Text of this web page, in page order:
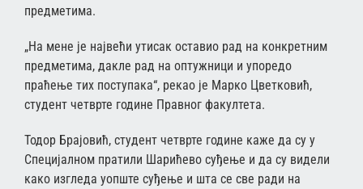
предметима.
„На мене је највећи утисак оставио рад на конкретним
предметима, дакле рад на оптужници и упоредо
праћење тих поступака“, рекао је Марко Цветковић,
студент четврте године Правног факултета.
Тодор Брајовић, студент четврте године каже да су у
Специјалном пратили Шарићево суђење и да су видели
како изгледа уопште суђење и шта се све ради на